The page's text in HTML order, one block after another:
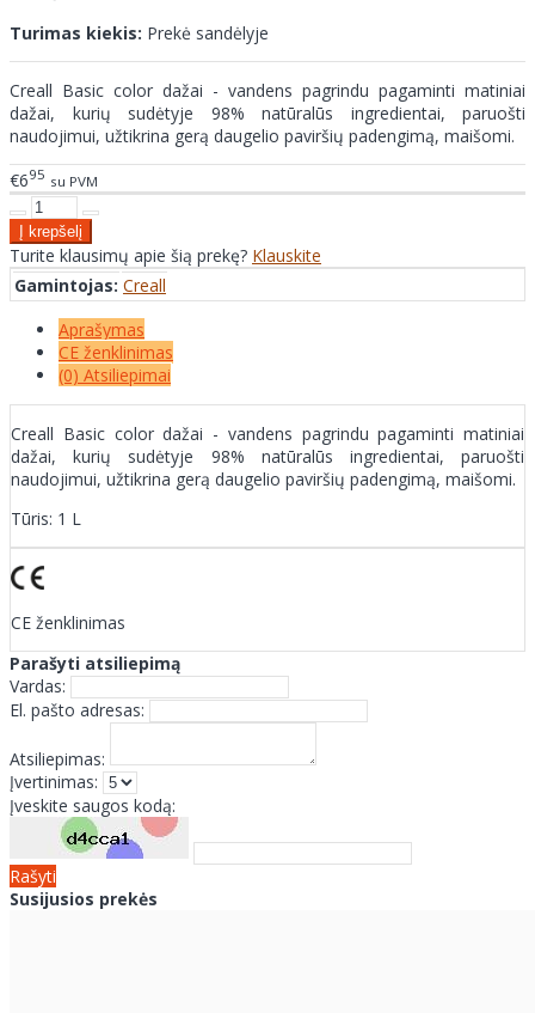
Turimas kiekis: Prekė sandėlyje
Creall Basic color dažai - vandens pagrindu pagaminti matiniai
dažai, kurių sudėtyje 98% natūralūs ingredientai, paruošti
naudojimui, užtikrina gerą daugelio paviršių padengimą, maišomi.
€695 su PVM
Turite klausimų apie šią prekę? Klauskite
Gamintojas: Creall
Aprašymas
CE ženklinimas
(0) Atsiliepimai
Creall Basic color dažai - vandens pagrindu pagaminti matiniai
dažai, kurių sudėtyje 98% natūralūs ingredientai, paruošti
naudojimui, užtikrina gerą daugelio paviršių padengimą, maišomi.
Tūris: 1 L
CE ženklinimas
Parašyti atsiliepimą
Vardas:
El. pašto adresas:
Atsiliepimas:
Įvertinimas:
Įveskite saugos kodą:
Rašyti
Susijusios prekės